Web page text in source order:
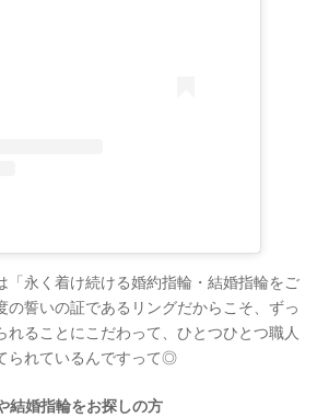
「永く着け続ける婚約指輪・結婚指輪をご
の誓いの証であるリングだからこそ、ずっ
れることにこだわって、ひとつひとつ職人
られているんですって◎
結婚指輪をお探しの方